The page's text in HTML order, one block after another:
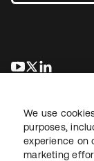
wird in einer
wird in
We use
purposes,
experience on
marketing